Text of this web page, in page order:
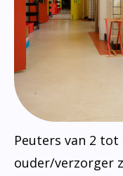
Peuters van 2 tot
ouder/verzorger